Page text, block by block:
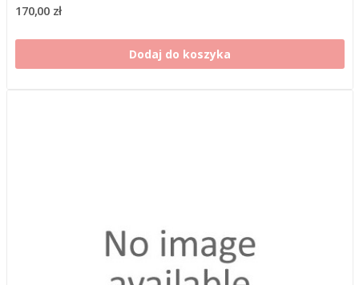
170,00 zł
Dodaj do koszyka